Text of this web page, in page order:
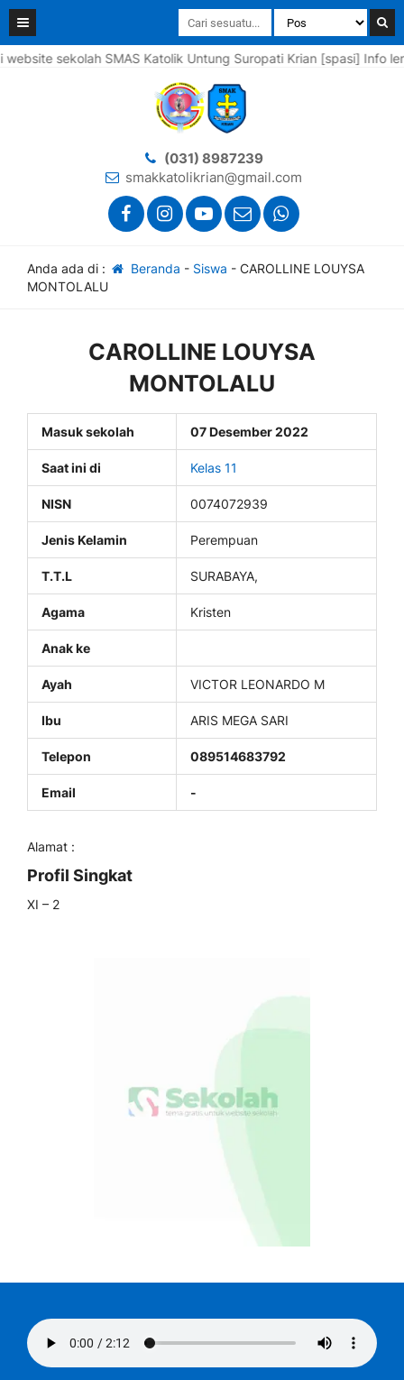
sekolah SMAS Katolik Untung Suropati Krian [spasi] Info
(031) 8987239
smakkatolikrian@gmail.com
Anda ada di : Beranda - Siswa - CAROLLINE LOUYSA
MONTOLALU
CAROLLINE LOUYSA
MONTOLALU
Masuk sekolah 07 Desember 2022
Saat ini di Kelas 11
NISN 0074072939
Jenis Kelamin Perempuan
T.T.L SURABAYA,
Agama Kristen
Anak ke
Ayah VICTOR LEONARDO M
Ibu ARIS MEGA SARI
Telepon 089514683792
Email -
Alamat :
Profil Singkat
XI – 2